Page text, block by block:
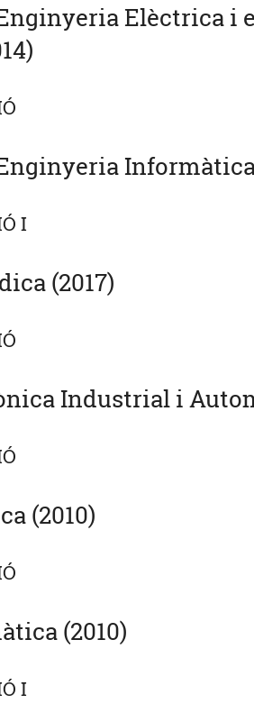
Elèctrica i
I
(2017)
Industrial i
(2010)
(2010)
I